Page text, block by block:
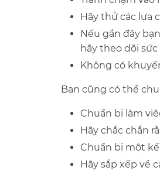
Hãy thử các lựa
Nếu gần đây
hãy theo dõi
Không có
Bạn cũng có thể
Chuẩn bị làm
Hãy chắc chắn
Chuẩn bị một
Hãy sắp xếp về